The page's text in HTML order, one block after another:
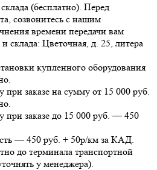
(бесплатно). Перед
созвонитесь с нашим
времени передачи вам
склада: Цветочная, д. 25, литера
купленного оборудования
при заказе на сумму от 15 000 руб.
при заказе до 15 000 руб. — 450
— 450 руб. + 50р/км за КАД.
до терминала транспортной
у менеджера).